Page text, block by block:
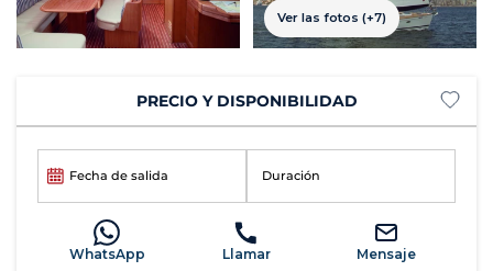
Ver las fotos (+7)
PRECIO Y DISPONIBILIDAD
Fecha de salida Duración
WhatsApp Llamar Mensaje